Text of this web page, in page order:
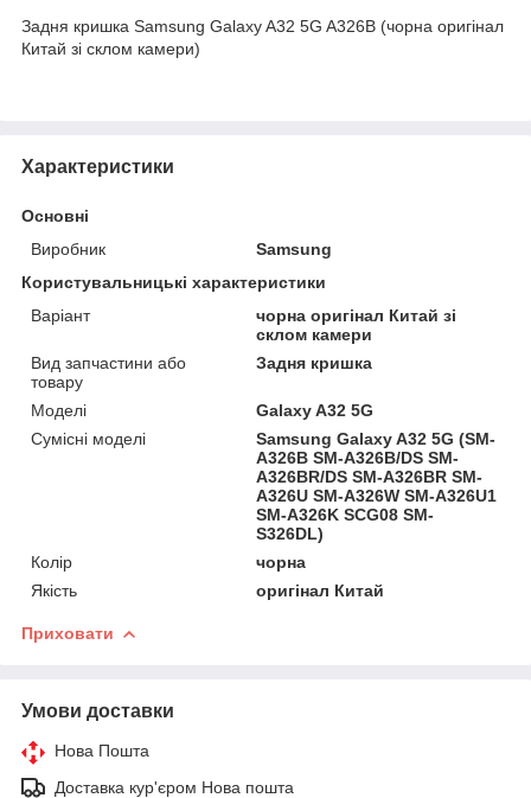
Задня кришка Samsung Galaxy A32 5G A326B (чорна оригінал
Китай зі склом камери)
Характеристики
Основні
Виробник
Samsung
Користувальницькі характеристики
Варіант
чорна оригінал Китай зі
склом камери
Вид запчастини або
товару
Задня кришка
Моделі
Galaxy A32 5G
Сумісні моделі
Samsung Galaxy A32 5G (SM-
A326B SM-A326B/DS SM-
A326BR/DS SM-A326BR SM-
A326U SM-A326W SM-A326U1
SM-A326K SCG08 SM-
S326DL)
Колір
чорна
Якість
оригінал Китай
Приховати
Умови доставки
Нова Пошта
Доставка кур'єром Нова пошта